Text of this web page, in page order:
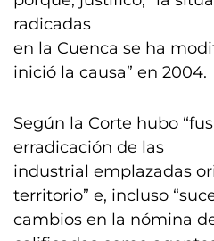
radicadas
en la Cuenca se ha
inició la causa” en 2004.
Según la Corte hubo
erradicación de las
industrial emplazadas
territorio” e, incluso
cambios en la nómina